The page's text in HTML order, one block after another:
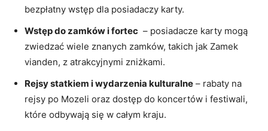
bezpłatny wstęp dla posiadaczy ⁣karty.
Wstęp do zamków i fortec ⁣ – posiadacze‍ karty ​mogą
zwiedzać wiele znanych zamków, ​takich jak Zamek
vianden, z atrakcyjnymi zniżkami.
Rejsy‌ statkiem i ⁣wydarzenia kulturalne – ​rabaty na
rejsy po Mozeli oraz dostęp do koncertów ‌i festiwali,
które odbywają⁢ się w całym ⁤kraju.